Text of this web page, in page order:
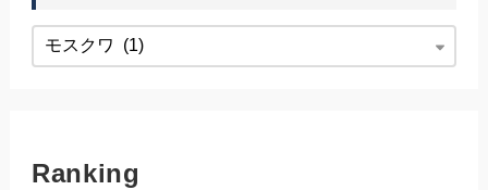
Ranking